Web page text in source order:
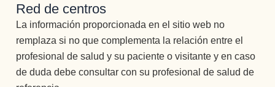
Red de centros
La información proporcionada en el sitio web no
remplaza si no que complementa la relación entre el
profesional de salud y su paciente o visitante y en caso
de duda debe consultar con su profesional de salud de